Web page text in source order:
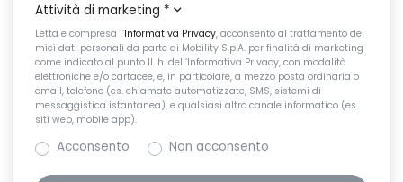
Attività di marketing *
Letta e compresa l’Informativa Privacy, acconsento al trattamento dei
miei dati personali da parte di Mobility S.p.A. per finalità di marketing
come indicato al punto II. h. dell’Informativa Privacy, con modalità
elettroniche e/o cartacee, e, in particolare, a mezzo posta ordinaria o
email, telefono (es. chiamate automatizzate, SMS, sistemi di
messaggistica istantanea), e qualsiasi altro canale informatico (es.
siti web, mobile app).
Acconsento Non acconsento